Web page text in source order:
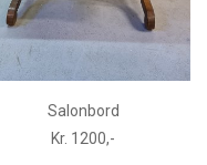
Salonbord
Kr. 1200,-